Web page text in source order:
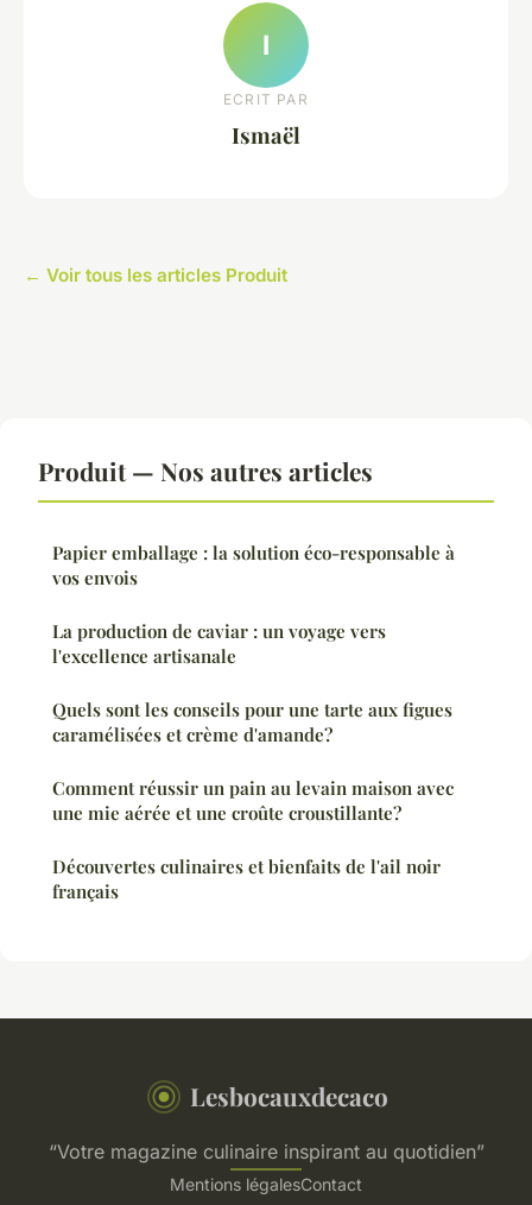
I
ECRIT PAR
Ismaël
← Voir tous les articles Produit
Produit — Nos autres articles
Papier emballage : la solution éco-responsable à
vos envois
La production de caviar : un voyage vers
l'excellence artisanale
Quels sont les conseils pour une tarte aux figues
caramélisées et crème d'amande?
Comment réussir un pain au levain maison avec
une mie aérée et une croûte croustillante?
Découvertes culinaires et bienfaits de l'ail noir
français
Lesbocauxdecaco
“Votre magazine culinaire inspirant au quotidien”
Mentions légalesContact